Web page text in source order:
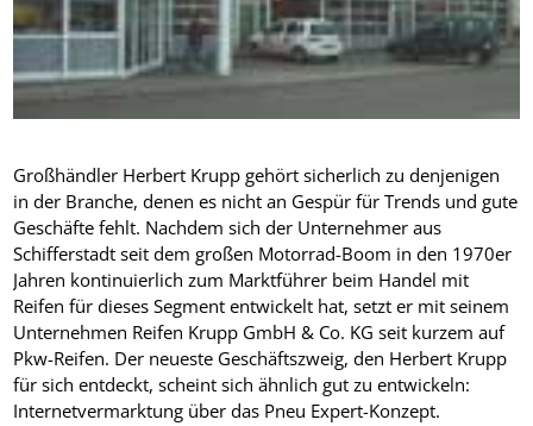
Großhändler Herbert Krupp gehört sicherlich zu denjenigen
in der Branche, denen es nicht an Gespür für Trends und gute
Geschäfte fehlt. Nachdem sich der Unternehmer aus
Schifferstadt seit dem großen Motorrad-Boom in den 1970er
Jahren kontinuierlich zum Marktführer beim Handel mit
Reifen für dieses Segment entwickelt hat, setzt er mit seinem
Unternehmen Reifen Krupp GmbH & Co. KG seit kurzem auf
Pkw-Reifen. Der neueste Geschäftszweig, den Herbert Krupp
für sich entdeckt, scheint sich ähnlich gut zu entwickeln:
Internetvermarktung über das Pneu Expert-Konzept.